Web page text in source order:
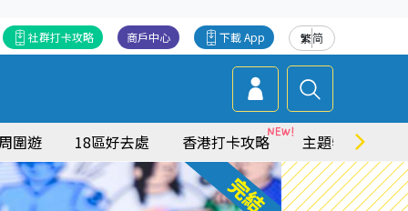
繁简
下載 App
商戶中心
社群打卡攻略
圍遊 18區好去處 香港打卡攻略 主題特集